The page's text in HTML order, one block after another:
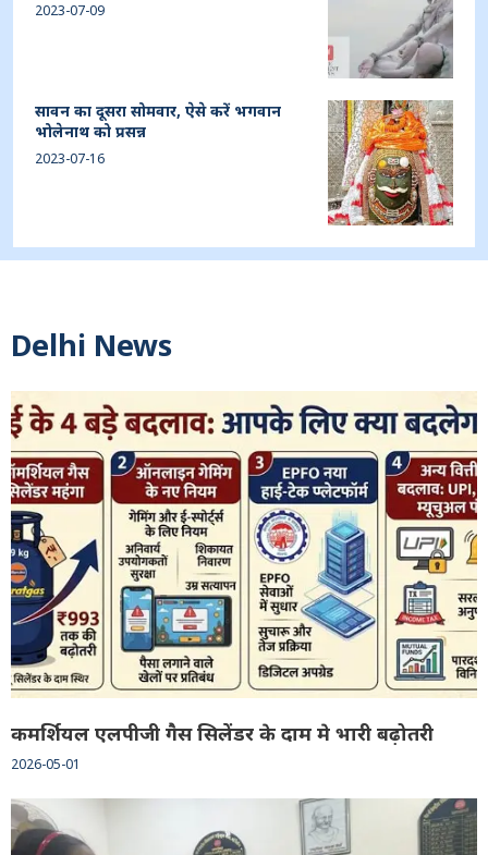
2023-07-09
सावन का दूसरा सोमवार, ऐसे करें भगवान
भोलेनाथ को प्रसन्न
2023-07-16
Delhi News
कमर्शियल एलपीजी गैस सिलेंडर के दाम मे भारी बढ़ोतरी
2026-05-01